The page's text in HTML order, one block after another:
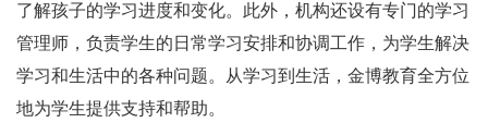
了解孩子的学习进度和变化。此外，机构还设有专门的学习
管理师，负责学生的日常学习安排和协调工作，为学生解决
学习和生活中的各种问题。从学习到生活，金博教育全方位
地为学生提供支持和帮助。